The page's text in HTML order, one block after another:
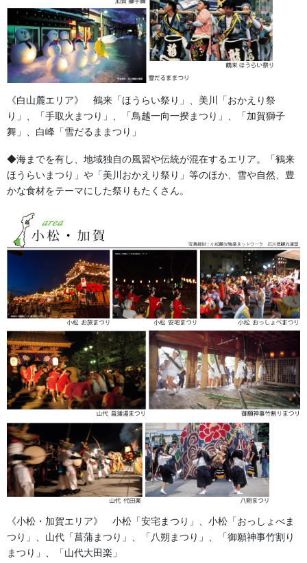
金刺繍止
文字の存在感を一層引き立てる「金刺繍」の加工は、刺繍の方法
や、刺繍を施す範囲（面積）によって価格が変動いたします。
太めの金糸でしっかりとふち取ったり、文字全体に複雑な刺繍を
巡らせたりする場合は、高度な技術と時間がかかるため価格が高
くなります。お客様のご予算に合わせて、「最も綺麗に見える刺
繍のバランス」をご提案いたしますので、まずは理想のイメージ
をお気軽にお聞かせください。
価格：10枚以上 28,000円～/枚 （要見積もり）
祭り前掛けの価格は、デザインの仕様（入れる文字の数、文字の
大きさ・サイズ、刺繍やワッペンの範囲など）によって変動いた
します。
《白山麓エリア》 鶴来「ほうらい祭り」、美川「おかえり祭
り」、「手取火まつり」、「鳥越一向一揆まつり」、「加賀獅子
舞」、白峰「雪だるままつり」
◆海までを有し、地域独自の風習や伝統が混在するエリア。「鶴来
ほうらいまつり」や「美川おかえり祭り」等のほか、雪や自然、豊
かな食材をテーマにした祭りもたくさん。
《小松・加賀エリア》 小松「安宅まつり」、小松「おっしょべま
つり」、山代「菖蒲まつり」、「八朔まつり」、「御願神事竹割り
まつり」、「山代大田楽」